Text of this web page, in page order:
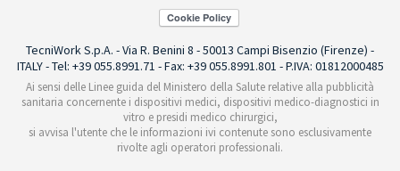
TecniWork S.p.A. - Via R. Benini 8 - 50013 Campi Bisenzio (Firenze) -
ITALY - Tel: +39 055.8991.71 - Fax: +39 055.8991.801 - P.IVA: 01812000485
Ai sensi delle Linee guida del Ministero della Salute relative alla pubblicità
sanitaria concernente i dispositivi medici, dispositivi medico-diagnostici in
vitro e presidi medico chirurgici,
si avvisa l'utente che le informazioni ivi contenute sono esclusivamente
rivolte agli operatori professionali.